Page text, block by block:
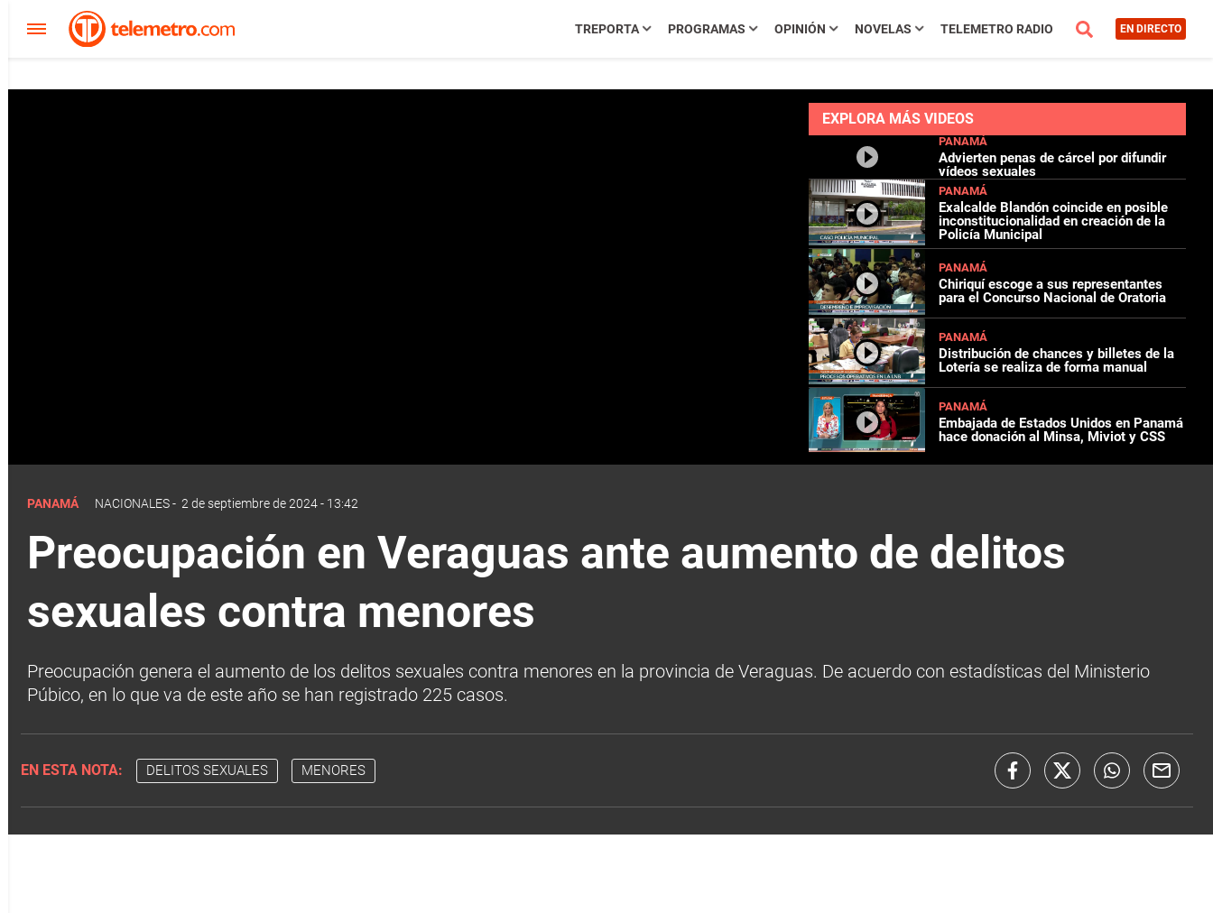
TREPORTA PROGRAMAS OPINIÓN NOVELAS TELEMETRO RADIO EN DIRECTO
EXPLORA MÁS VIDEOS
PANAMÁ
Advierten penas de cárcel por difundir
vídeos sexuales
PANAMÁ
Exalcalde Blandón coincide en posible
inconstitucionalidad en creación de la
Policía Municipal
PANAMÁ
Chiriquí escoge a sus representantes
para el Concurso Nacional de Oratoria
PANAMÁ
Distribución de chances y billetes de la
Lotería se realiza de forma manual
PANAMÁ
Embajada de Estados Unidos en Panamá
hace donación al Minsa, Miviot y CSS
PANAMÁ NACIONALES- 2 de septiembre de 2024 - 13:42
Preocupación en Veraguas ante aumento de delitos
sexuales contra menores
Preocupación genera el aumento de los delitos sexuales contra menores en la provincia de Veraguas. De acuerdo con estadísticas del Ministerio
Púbico, en lo que va de este año se han registrado 225 casos.
EN ESTA NOTA: DELITOS SEXUALES MENORES